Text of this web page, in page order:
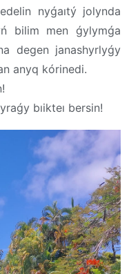
nyǵaıtý jolynda
bilim men ǵylymǵa
degen janashyrlyǵy
anyq kórinedi.
bıikteı bersin!